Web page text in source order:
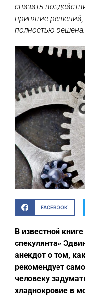
снизить
принятие
полностью решена.
FACEBOOK
В известной
спекулянта»
анекдот о том,
рекомендует
человеку
хладнокровие в